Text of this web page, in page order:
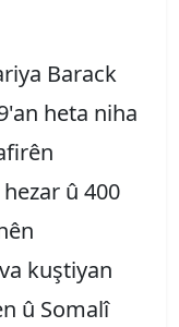
Barack
heta niha
û 400
kuştiyan
û Somalî